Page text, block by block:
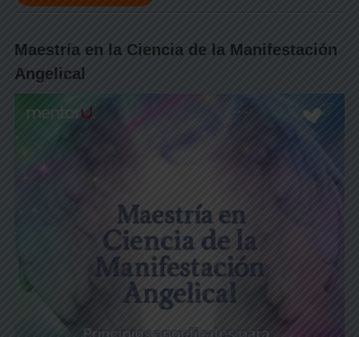
Maestría en la Ciencia de la Manifestación
Angelical